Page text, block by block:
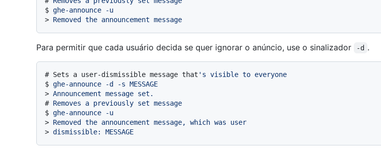
$ ghe-announce -u
> Removed the announcement message
Para permitir que cada usuário decida se quer ignorar o anúncio, use o sinalizador -d .
# Sets a user-dismissible message that 's visible to everyone
$ ghe-announce -d -s MESSAGE
> Announcement message set.
# Removes a previously set message
$ ghe-announce -u
> Removed the announcement message, which was user
> dismissible: MESSAGE